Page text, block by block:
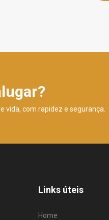
vida, com rapidez e segurança.
Links úteis
Home